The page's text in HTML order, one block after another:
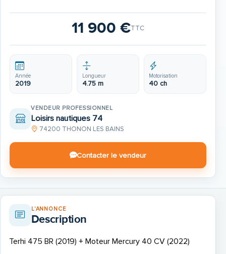
11 900 €TTC
Année
2019
Longueur
4.75 m
Motorisation
40 ch
VENDEUR PROFESSIONNEL
Loisirs nautiques 74
74200 THONON LES BAINS
Contacter le vendeur
L'ANNONCE
Description
Terhi 475 BR (2019) + Moteur Mercury 40 CV (2022)